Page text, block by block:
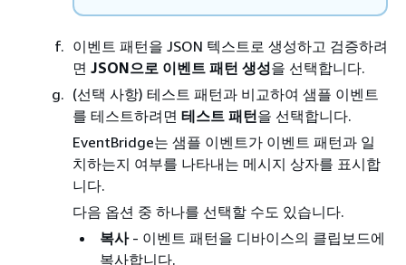
이벤트 패턴을 JSON 텍스트로 생성하고 검증하려
면 JSON으로 이벤트 패턴 생성을 선택합니다.
(선택 사항) 테스트 패턴과 비교하여 샘플 이벤트
를 테스트하려면 테스트 패턴을 선택합니다.
EventBridge는 샘플 이벤트가 이벤트 패턴과 일
치하는지 여부를 나타내는 메시지 상자를 표시합
니다.
다음 옵션 중 하나를 선택할 수도 있습니다.
복사- 이벤트 패턴을 디바이스의 클립보드에
복사합니다.